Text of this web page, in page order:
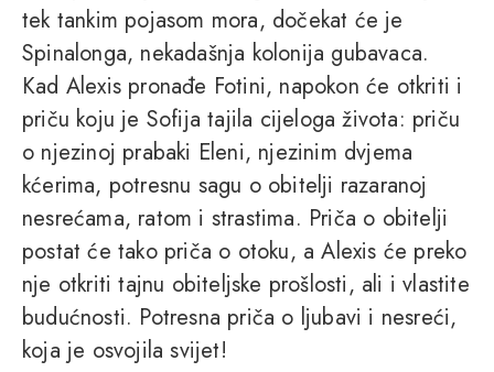
tek tankim pojasom mora, dočekat će je
Spinalonga, nekadašnja kolonija gubavaca.
Kad Alexis pronađe Fotini, napokon će otkriti i
priču koju je Sofija tajila cijeloga života: priču
o njezinoj prabaki Eleni, njezinim dvjema
kćerima, potresnu sagu o obitelji razaranoj
nesrećama, ratom i strastima. Priča o obitelji
postat će tako priča o otoku, a Alexis će preko
nje otkriti tajnu obiteljske prošlosti, ali i vlastite
budućnosti. Potresna priča o ljubavi i nesreći,
koja je osvojila svijet!